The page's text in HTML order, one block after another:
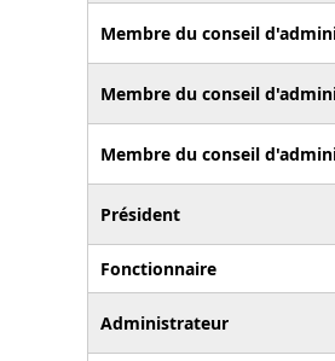
Membre du conseil
Membre du conseil
Membre du conseil
Président
Fonctionnaire
Administrateur